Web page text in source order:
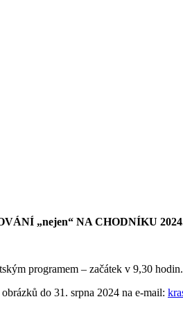
„nejen“ NA CHODNÍKU
programem – začátek v 9,30
do 31. srpna 2024 na e-mail: